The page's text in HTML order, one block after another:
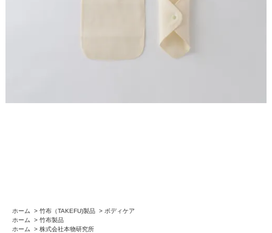
ホーム > 竹布（TAKEFU)製品 > ボディケア
ホーム
> 竹布製品
ホーム
> 株式会社本物研究所